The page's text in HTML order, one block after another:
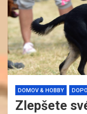
DOMOV & HOBBY
Zlepšete